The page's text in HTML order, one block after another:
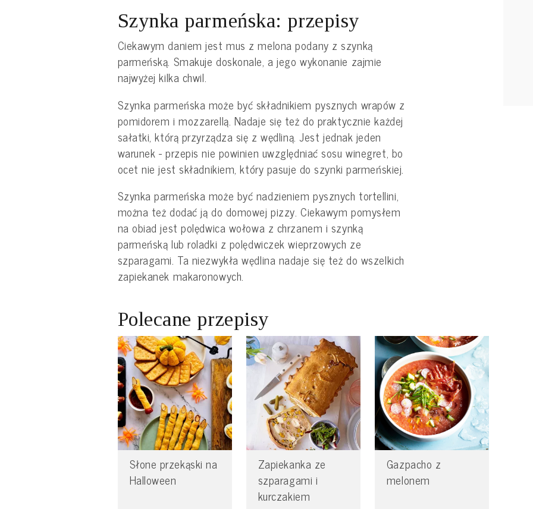
Szynka parmeńska: przepisy
Ciekawym daniem jest mus z melona podany z szynką
parmeńską. Smakuje doskonale, a jego wykonanie zajmie
najwyżej kilka chwil.
Szynka parmeńska może być składnikiem pysznych wrapów z
pomidorem i mozzarellą. Nadaje się też do praktycznie każdej
sałatki, którą przyrządza się z wędliną. Jest jednak jeden
warunek - przepis nie powinien uwzględniać sosu winegret, bo
ocet nie jest składnikiem, który pasuje do szynki parmeńskiej.
Szynka parmeńska może być nadzieniem pysznych tortellini,
można też dodać ją do domowej pizzy. Ciekawym pomysłem
na obiad jest polędwica wołowa z chrzanem i szynką
parmeńską lub roladki z polędwiczek wieprzowych ze
szparagami. Ta niezwykła wędlina nadaje się też do wszelkich
zapiekanek makaronowych.
Polecane przepisy
Słone przekąski na
Halloween
Zapiekanka ze
szparagami i
kurczakiem
Gazpacho z
melonem